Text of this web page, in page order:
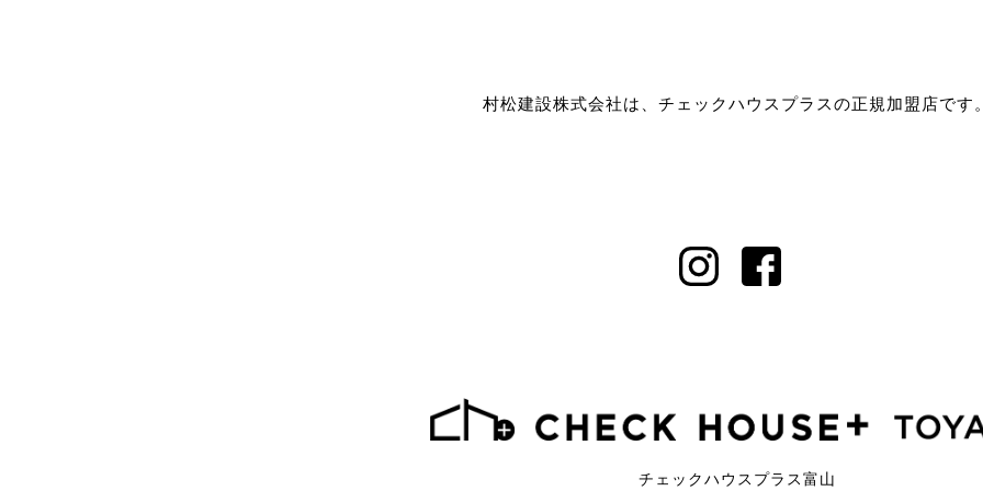
村松建設株式会社は、チェックハウスプラスの正規加盟店です
チェックハウスプラス富山